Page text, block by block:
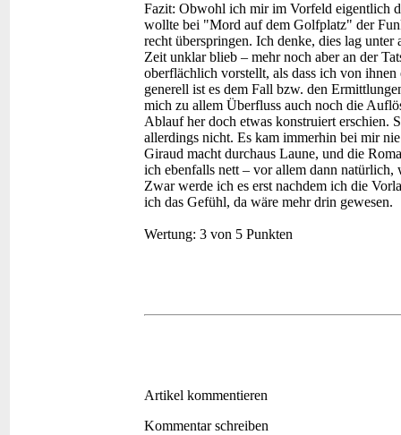
Fazit: Obwohl ich mir im Vorfeld eigentlich
wollte bei "Mord auf dem Golfplatz" der
recht überspringen. Ich denke, dies lag
Zeit unklar blieb – mehr noch aber an der
oberflächlich vorstellt, als dass ich von
generell ist es dem Fall bzw. den
mich zu allem Überfluss auch noch die
Ablauf her doch etwas konstruiert erschien.
allerdings nicht. Es kam immerhin bei mir
Giraud macht durchaus Laune, und die
ich ebenfalls nett – vor allem dann
Zwar werde ich es erst nachdem ich die
ich das Gefühl, da wäre mehr drin gewesen.
Wertung: 3 von 5 Punkten
Artikel kommentieren
Kommentar schreiben